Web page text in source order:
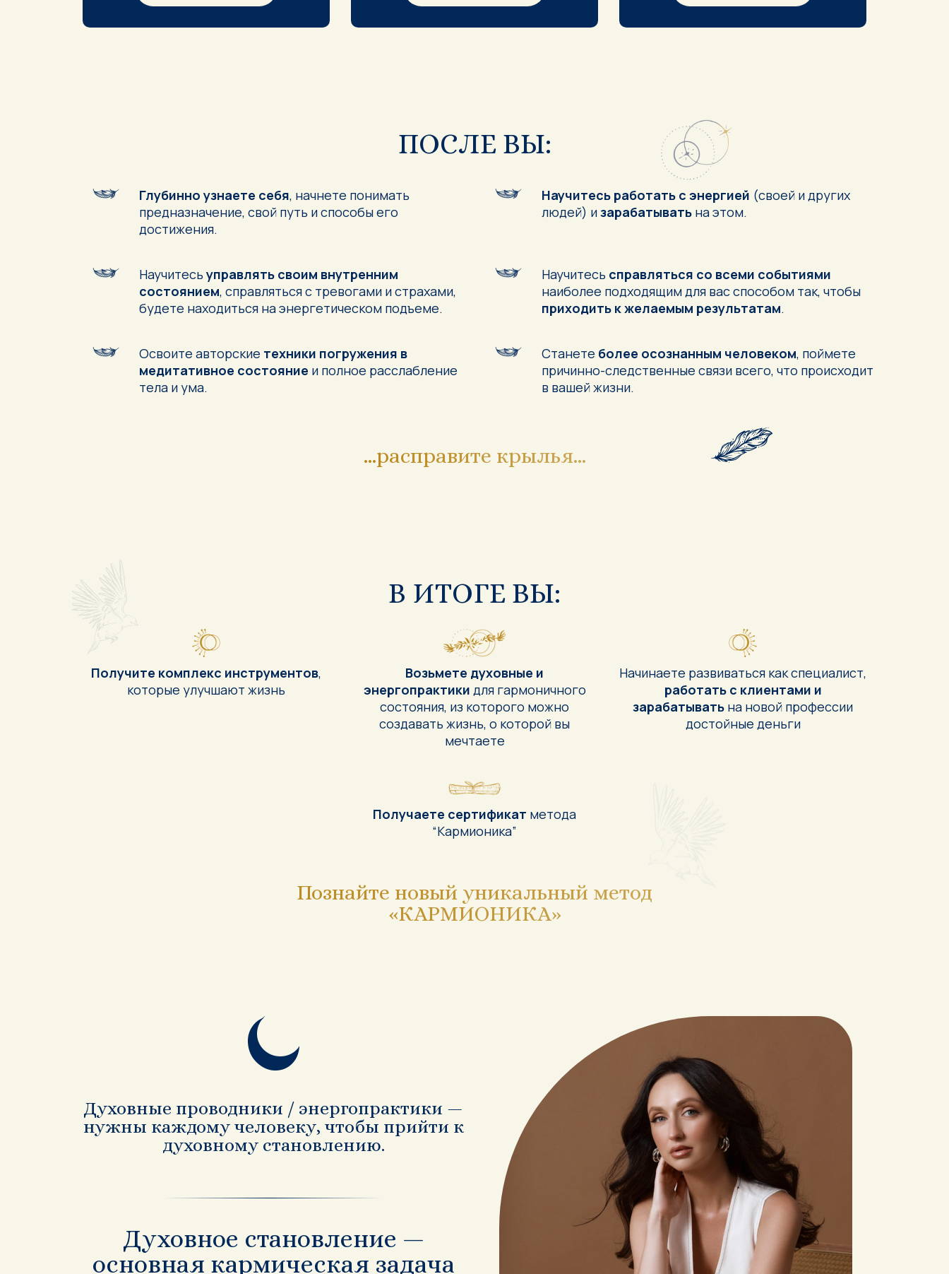
ПОСЛЕ ВЫ:
Глубинно узнаете себя, начнете понимать
предназначение, свой путь и способы его
достижения.
Научитесь работать с энергией (своей и других
людей) изарабатывать на этом.
Научитесь управлять своим внутренним
состоянием, справляться с тревогами и страхами,
будете находиться на энергетическом подъеме.
Научитесь справляться со всеми событиями
наиболее подходящим для вас способом так, чтобы
приходить к желаемым результатам.
Освоите авторские техники погружения в
медитативное состояние и полное расслабление
тела и ума.
Станете более осознанным человеком, поймете
причинно-следственные связи всего, что происходит
в вашей жизни.
...расправите крылья...
В ИТОГЕ ВЫ:
Получите комплекс инструментов,
которые улучшают жизнь
Возьмете духовные и
энергопрактики для гармоничного
состояния, из которого можно
создавать жизнь, о которой вы
мечтаете
Начинаете развиваться как специалист,
работать с клиентами и
зарабатывать на новой профессии
достойные деньги
Получаете сертификат метода
“Кармионика”
Познайте новый уникальный метод
«КАРМИОНИКА»
Духовные проводники / энергопрактики —
нужны каждому человеку, чтобы прийти к
духовному становлению.
Духовное становление —
основная кармическая задача